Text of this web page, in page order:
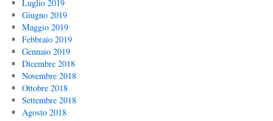
Luglio 2019
Giugno 2019
Maggio 2019
Febbraio 2019
Gennaio 2019
Dicembre 2018
Novembre 2018
Ottobre 2018
Settembre 2018
Agosto 2018